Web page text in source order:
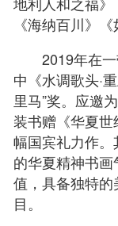
《海纳百川》
2019年在
中《水调歌头·
里马”奖。应邀
装书赠《华夏
幅国宾礼力作
的华夏精神书
值，具备独特
目。